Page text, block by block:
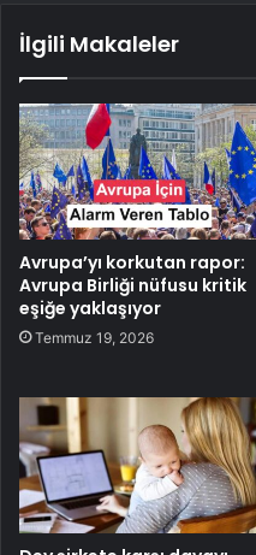
İlgili Makaleler
Avrupa’yı korkutan rapor:
Avrupa Birliği nüfusu kritik
eşiğe yaklaşıyor
Temmuz 19, 2026